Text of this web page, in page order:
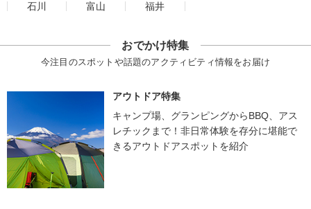
石川
富山 福井
おでかけ特集
今注目のスポットや話題のアクティビティ情報をお届け
アウトドア特集
キャンプ場、グランピングからBBQ、アス
レチックまで！非日常体験を存分に堪能で
きるアウトドアスポットを紹介